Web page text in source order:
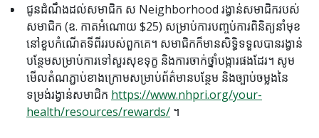
ជូនដំណឹងដល់សមាជិក ស Neighborhood រង្វាន់សមាជិករបស់
សមាជិក (ឧ. កាតអំណោយ $25) សម្រាប់ការបញ្ចប់ការពិនិត្យនាំមុខ
នៅខួបកំណើតទីពីររបស់ពួកគេ។ សមាជិកក៏មានសិទ្ធិទទួលបានរង្វាន់
បន្ថែមសម្រាប់ការទៅសួរសុខទុក្ខ និងការចាក់ថ្នាំបង្ការផងដែរ។ សូម
មើលតំណភ្ជាប់ខាងក្រោមសម្រាប់ព័ត៌មានបន្ថែម និងច្បាប់ចម្លងនៃ
ទម្រង់រង្វាន់សមាជិក https://www.nhpri.org/your-
health/resources/rewards/ ។